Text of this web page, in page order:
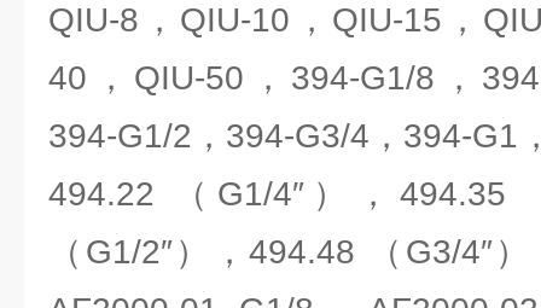
QIU-8，QIU-10，QIU-15，
40，QIU-50，394-G1/8，
394-G1/2，394-G3/4，394-G1
494.22 （G1/4″），494.35
（G1/2″），494.48 （G3/4″